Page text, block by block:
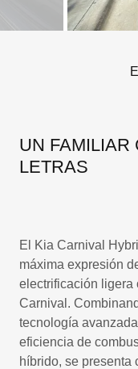
UN FAMILIAR
LETRAS
El Kia Carnival
máxima expresión
electrificación ligera
Carnival.
tecnología
eficiencia de
híbrido, se presenta